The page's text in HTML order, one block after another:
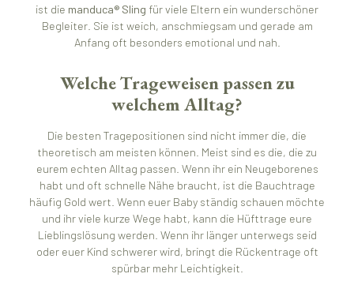
ist die manduca® Sling für viele Eltern ein wunderschöner
Begleiter. Sie ist weich, anschmiegsam und gerade am
Anfang oft besonders emotional und nah.
Welche Trageweisen passen zu
welchem Alltag?
Die besten Tragepositionen sind nicht immer die, die
theoretisch am meisten können. Meist sind es die, die zu
eurem echten Alltag passen. Wenn ihr ein Neugeborenes
habt und oft schnelle Nähe braucht, ist die Bauchtrage
häufig Gold wert. Wenn euer Baby ständig schauen möchte
und ihr viele kurze Wege habt, kann die Hüfttrage eure
Lieblingslösung werden. Wenn ihr länger unterwegs seid
oder euer Kind schwerer wird, bringt die Rückentrage oft
spürbar mehr Leichtigkeit.